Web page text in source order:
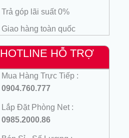
Trả góp lãi suất 0%
Giao hàng toàn quốc
HOTLINE HỖ TRỢ
Mua Hàng Trực Tiếp :
0904.760.777
Lắp Đặt Phòng Net :
0985.2000.86